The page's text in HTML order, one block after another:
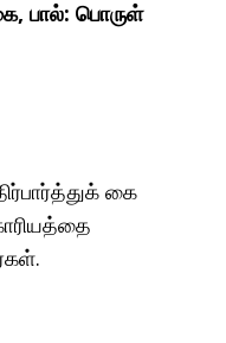
பால்: பொருள்
கை